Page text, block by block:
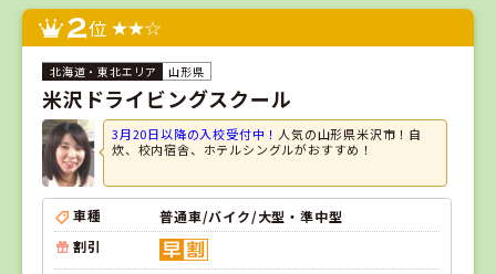
2位
山形県
米沢ドライビングスクール
3月20日以降の入校受付中！ 人気の山形県米沢市！自
炊、校内宿舎、ホテルシングルがおすすめ！
車種
普通車/バイク/大型・準中型
割引